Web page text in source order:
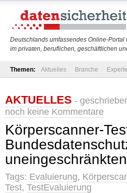
Deutschlands umfassendes Online-
im privaten, beruflichen, geschäftlichen
Themen: Aktuelles Branche
AKTUELLES -
noch keine Kommentare
Körperscanner-
Tags: Evaluierung,
Test, TestEvaluierung